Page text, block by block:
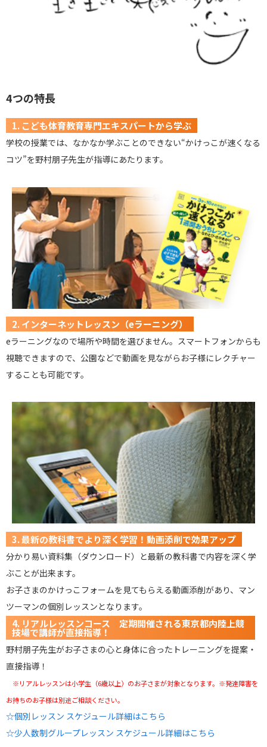
4つの特長
1. こども体育教育専門エキスパートから学ぶ
学校の授業では、なかなか学ぶことのできない“かけっこが速くなる
コツ”を野村朋子先生が指導にあたります。
2. インターネットレッスン（eラーニング）
eラーニングなので場所や時間を選びません。スマートフォンからも
視聴できますので、公園などで動画を見ながらお子様にレクチャー
することも可能です。
3. 最新の教科書でより深く学習！動画添削で効果アップ
分かり易い資料集（ダウンロード）と最新の教科書で内容を深く学
ぶことが出来ます。
お子さまのかけっこフォームを見てもらえる動画添削があり、マン
ツーマンの個別レッスンとなります。
4. リアルレッスンコース 定期開催される東京都内陸上競
技場で講師が直接指導！
野村朋子先生がお子さまの心と身体に合ったトレーニングを提案・
直接指導！
※リアルレッスンは小学生（6歳以上）のお子さまが対象となります。※発達障害を
お持ちのお子様は別途ご相談ください。
☆個別レッスン スケジュール詳細はこちら
☆少人数制グループレッスン スケジュール詳細はこちら